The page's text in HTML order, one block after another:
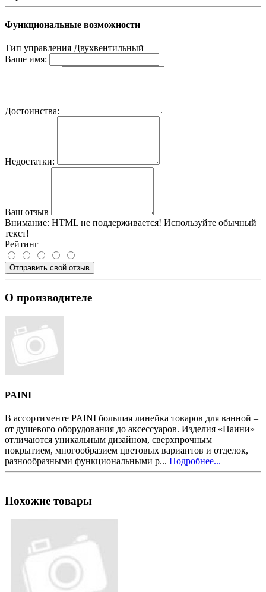
Функциональные возможности
Тип управления Двухвентильный
Ваше имя:
Достоинства:
Недостатки:
Ваш отзыв
Внимание: HTML не поддерживается! Используйте обычный
текст!
Рейтинг
Отправить свой отзыв
О производителе
PAINI
В ассортименте PAINI большая линейка товаров для ванной –
от душевого оборудования до аксессуаров. Изделия «Паини»
отличаются уникальным дизайном, сверхпрочным
покрытием, многообразием цветовых вариантов и отделок,
разнообразными функциональными р... Подробнее...
Похожие товары